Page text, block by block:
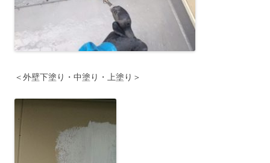
＜外壁下塗り・中塗り・上塗り＞